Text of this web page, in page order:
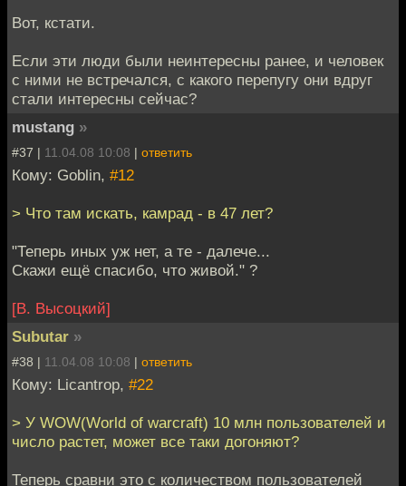
Вот, кстати.
Если эти люди были неинтересны ранее, и человек
с ними не встречался, с какого перепугу они вдруг
стали интересны сейчас?
mustang »
#37 | 11.04.08 10:08 | ответить
Кому: Goblin, #12
> Что там искать, камрад - в 47 лет?
"Теперь иных уж нет, а те - далече...
Скажи ещё спасибо, что живой." ?
[В. Высоцкий]
Subutar »
#38 | 11.04.08 10:08 | ответить
Кому: Licantrop, #22
> У WOW(World of warcraft) 10 млн пользователей и
число растет, может все таки догоняют?
Теперь сравни это с количеством пользователей